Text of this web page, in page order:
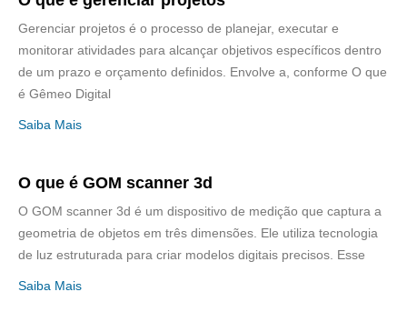
Gerenciar projetos é o processo de planejar, executar e
monitorar atividades para alcançar objetivos específicos dentro
de um prazo e orçamento definidos. Envolve a, conforme O que
é Gêmeo Digital
Saiba Mais
O que é GOM scanner 3d
O GOM scanner 3d é um dispositivo de medição que captura a
geometria de objetos em três dimensões. Ele utiliza tecnologia
de luz estruturada para criar modelos digitais precisos. Esse
Saiba Mais